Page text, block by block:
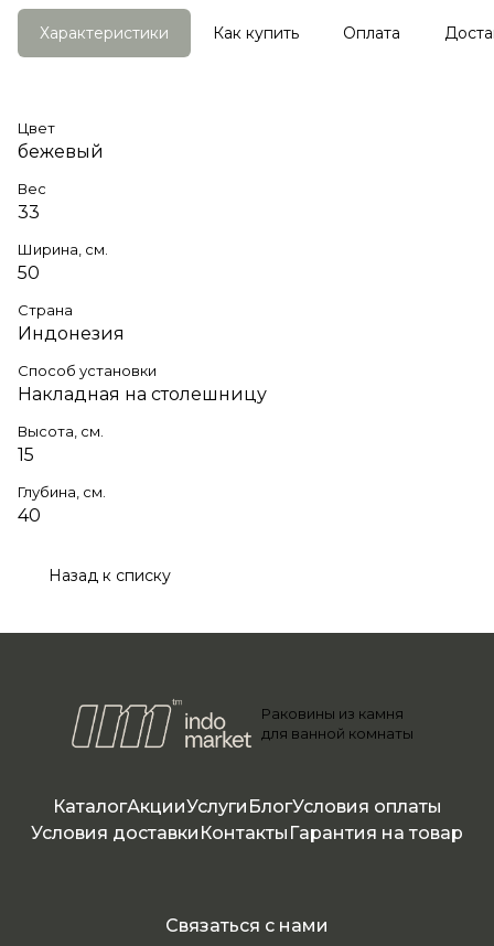
Характеристики Как купить Оплата
Цвет
бежевый
Вес
33
Ширина, см.
50
Страна
Индонезия
Способ установки
Накладная на столешницу
Высота, см.
15
Глубина, см.
40
Назад к списку
Раковины из камня
для ванной комнаты
КаталогАкцииУслуги БлогУсловия оплаты
Условия доставки Контакты Гарантия на товар
Связаться с нами